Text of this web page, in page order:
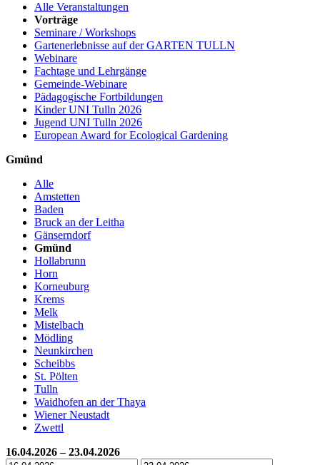
Alle Veranstaltungen
Vorträge
Seminare / Workshops
Gartenerlebnisse auf der GARTEN TULLN
Webinare
Fachtage und Lehrgänge
Gemeinde-Webinare
Pädagogische Fortbildungen
Kinder UNI Tulln 2026
Jugend UNI Tulln 2026
European Award for Ecological Gardening
Gmünd
Alle
Amstetten
Baden
Bruck an der Leitha
Gänserndorf
Gmünd
Hollabrunn
Horn
Korneuburg
Krems
Melk
Mistelbach
Mödling
Neunkirchen
Scheibbs
St. Pölten
Tulln
Waidhofen an der Thaya
Wiener Neustadt
Zwettl
16.04.2026 – 23.04.2026